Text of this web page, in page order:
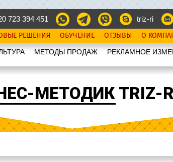
723 394 451 triz-ri
РЕШЕНИЯ ОБУЧЕНИЕ ОТЗЫВЫ О
МЕТОДЫ ПРОДАЖ РЕКЛАМНОЕ
МЕТОДИК TRIZ-